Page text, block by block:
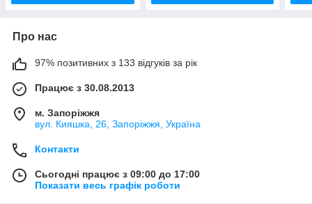
Про нас
97% позитивних з 133 відгуків за рік
Працює з 30.08.2013
м. Запоріжжя
вул. Кияшка, 26, Запоріжжя, Україна
Контакти
Сьогодні працює з 09:00 до 17:00
Показати весь графік роботи